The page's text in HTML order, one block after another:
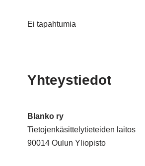
Ei tapahtumia
Yhteystiedot
Blanko ry
Tietojenkäsittelytieteiden laitos
90014 Oulun Yliopisto